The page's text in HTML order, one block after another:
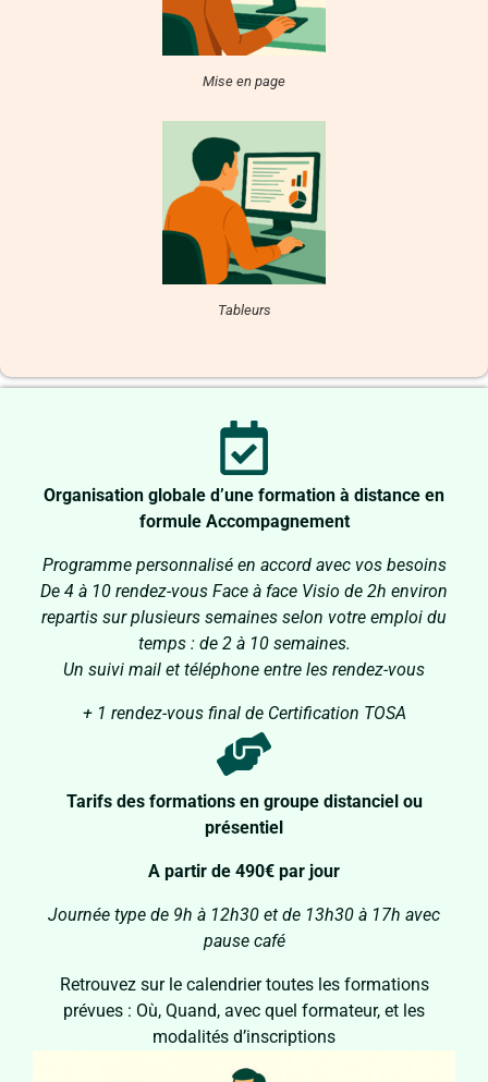
Mise en page
Tableurs
Organisation globale d’une formation à distance en
formule Accompagnement
Programme personnalisé en accord avec vos besoins
De 4 à 10 rendez-vous Face à face Visio de 2h environ
repartis sur plusieurs semaines selon votre emploi du
temps : de 2 à 10 semaines.
Un suivi mail et téléphone entre les rendez-vous
+ 1 rendez-vous final de Certification TOSA
Tarifs des formations en groupe distanciel ou
présentiel
A partir de 490€ par jour
Journée type de 9h à 12h30 et de 13h30 à 17h avec
pause café
Retrouvez sur le calendrier toutes les formations
prévues : Où, Quand, avec quel formateur, et les
modalités d’inscriptions